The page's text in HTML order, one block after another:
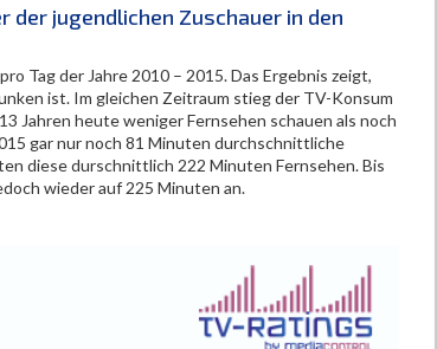
der jugendlichen Zuschauer in den
Tag der Jahre 2010 – 2015. Das Ergebnis zeigt,
ist. Im gleichen Zeitraum stieg der TV-Konsum
Jahren heute weniger Fernsehen schauen als noch
gar nur noch 81 Minuten durchschnittliche
diese durschnittlich 222 Minuten Fernsehen. Bis
wieder auf 225 Minuten an.